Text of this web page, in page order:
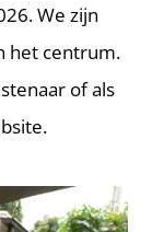
We zijn
het centrum.
of als